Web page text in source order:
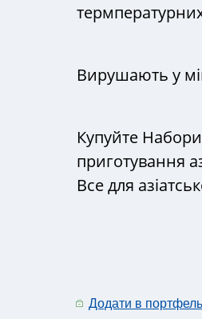
Вирушають у
Купуйте
приготування
Все для
Додати в портфель